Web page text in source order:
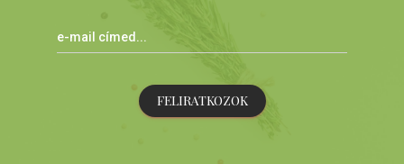
FELIRATKOZOK